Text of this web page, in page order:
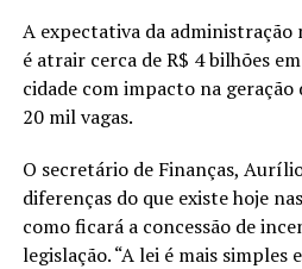
A expectativa da administração
é atrair cerca de R$ 4 bilhões
cidade com impacto na geração
20 mil vagas.
O secretário de Finanças,
diferenças do que existe hoje
como ficará a concessão de
legislação. “A lei é mais simples